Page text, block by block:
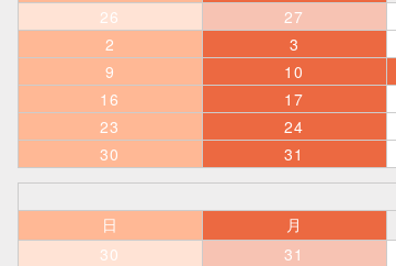
26
27
2
3
9
10
16
17
23
24
30
31
日
月
30
31